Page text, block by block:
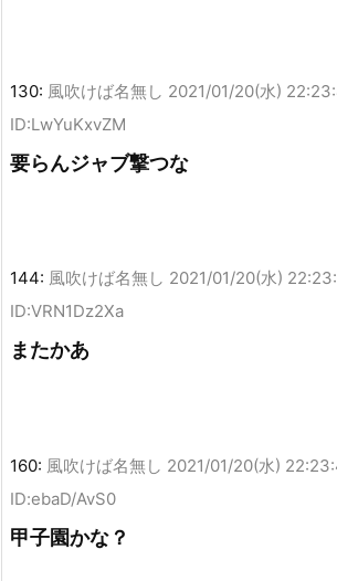
130: 風吹けば名無し 2021/01/20(水)
ID:LwYuKxvZM
要らんジャブ撃つな
144: 風吹けば名無し 2021/01/20(水)
ID:VRN1Dz2Xa
またかあ
160: 風吹けば名無し 2021/01/20(水)
ID:ebaD/AvS0
甲子園かな？